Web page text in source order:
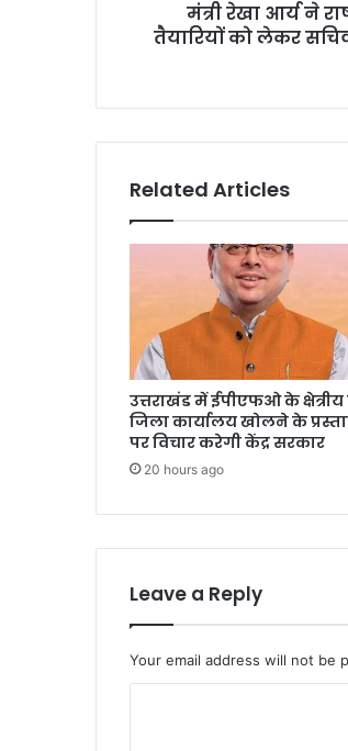
मंत्री रेखा आर्य ने
तैयारियों को लेकर
Related Articles
उत्तराखंड में ईपीएफओ के
जिला कार्यालय खोलने के
पर विचार करेगी केंद्र सरकार
20 hours ago
Leave a Reply
Your email address will not be